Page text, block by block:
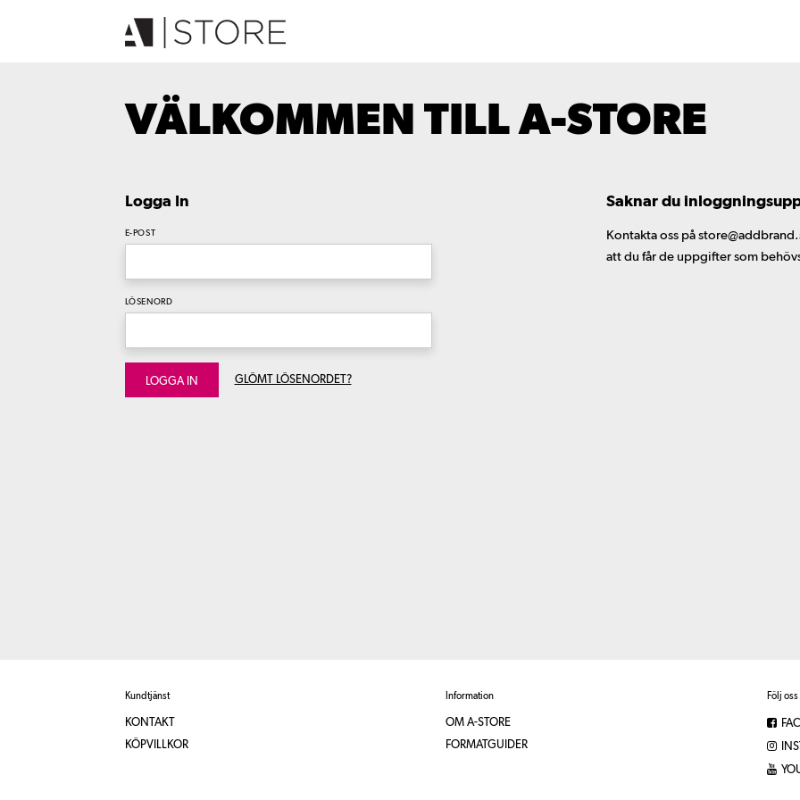
VÄLKOMMEN TILL A-STORE
Logga In
E-POST
LÖSENORD
LOGGA IN GLÖMT LÖSENORDET?
Saknar du
Kontakta oss på
att du får de uppgifter som
Kundtjänst
KONTAKT
KÖPVILLKOR
Information
OM A-STORE
FORMATGUIDER
Följ oss